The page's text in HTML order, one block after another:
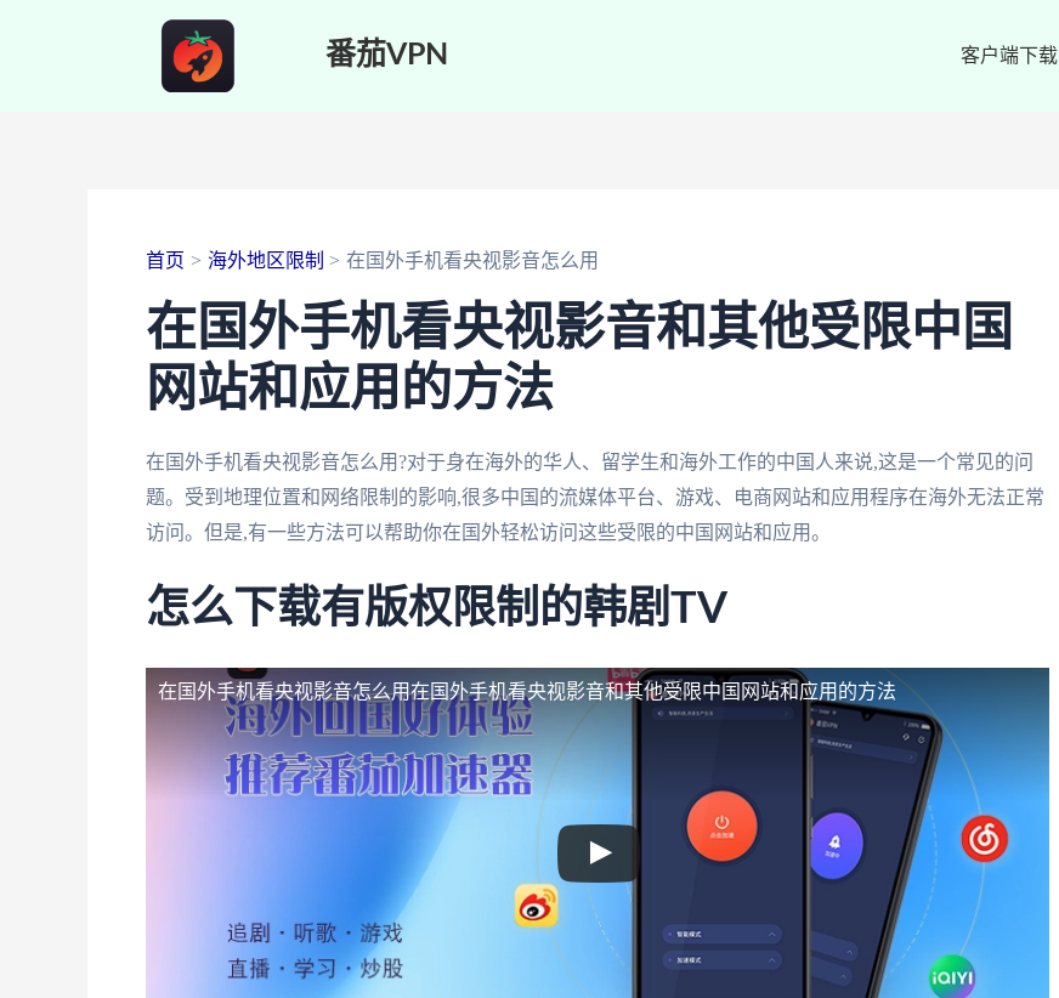
番茄VPN 客户端下载
首页 海外地区限制 在国外手机看央视影音怎么用
在国外手机看央视影音和其他受限中国
网站和应用的方法
在国外手机看央视影音怎么用?对于身在海外的华人、留学生和海外工作的中国人来说,这是一个常见的问
题。受到地理位置和网络限制的影响,很多中国的流媒体平台、游戏、电商网站和应用程序在海外无法正常
访问。但是,有一些方法可以帮助你在国外轻松访问这些受限的中国网站和应用。
怎么下载有版权限制的韩剧TV
在国外手机看央视影音怎么用在国外手机看央视影音和其他受限中国网站和应用的方法